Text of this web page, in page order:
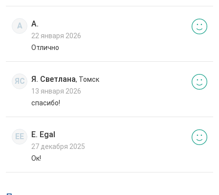
А А.
22 января 2026
Отлично
ЯС Я. Светлана, Томск
13 января 2026
спасибо!
EE E. Egal
27 декабря 2025
Ок!